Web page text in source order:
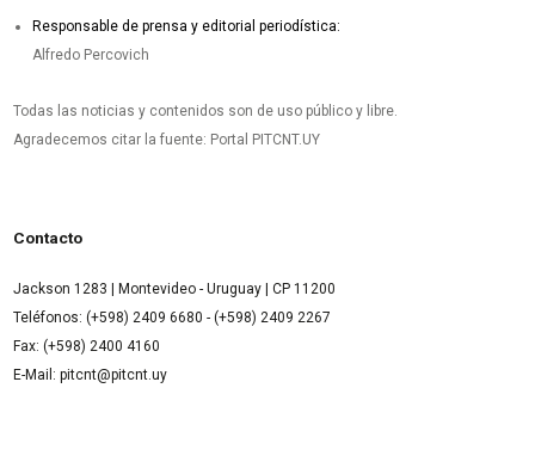
Responsable de prensa y editorial periodística:
Alfredo Percovich
Todas las noticias y contenidos son de uso público y libre.
Agradecemos citar la fuente: Portal PITCNT.UY
Contacto
Jackson 1283 | Montevideo - Uruguay | CP 11200
Teléfonos: (+598) 2409 6680 - (+598) 2409 2267
Fax: (+598) 2400 4160
E-Mail: pitcnt@pitcnt.uy